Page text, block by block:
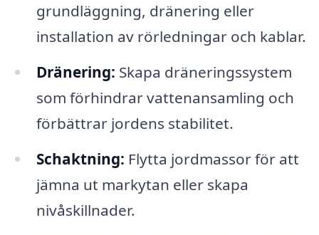
grundläggning, dränering eller
installation av rörledningar och kablar.
Dränering: Skapa dräneringssystem
som förhindrar vattenansamling och
förbättrar jordens stabilitet.
Schaktning: Flytta jordmassor för att
jämna ut markytan eller skapa
nivåskillnader.